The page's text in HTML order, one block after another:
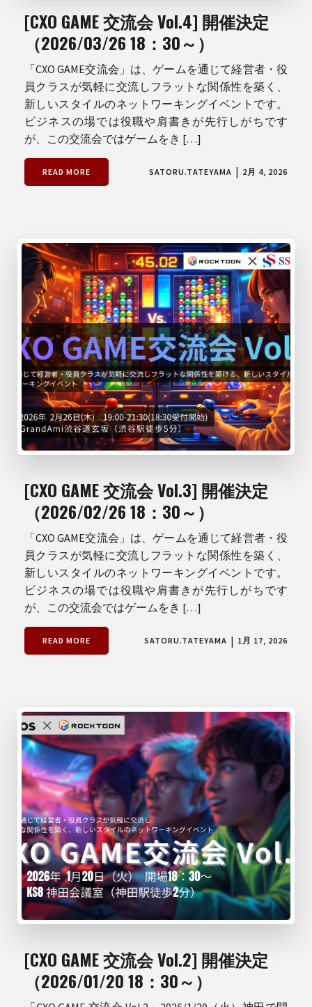
[CXO GAME 交流会 Vol.4] 開催決定
（2026/03/26 18：30～）
「CXO GAME交流会」は、ゲームを通じて経営者・役
員クラスが気軽に交流しフラットな関係性を築く、
新しいスタイルのネットワーキングイベントです。
ビジネスの場では役職や肩書きが先行しがちです
が、この交流会ではゲームをき […]
READ MORE SATORU.TATEYAMA | 2月 4, 2026
[CXO GAME 交流会 Vol.3] 開催決定
（2026/02/26 18：30～）
「CXO GAME交流会」は、ゲームを通じて経営者・役
員クラスが気軽に交流しフラットな関係性を築く、
新しいスタイルのネットワーキングイベントです。
ビジネスの場では役職や肩書きが先行しがちです
が、この交流会ではゲームをき […]
READ MORE SATORU.TATEYAMA | 1月 17, 2026
[CXO GAME 交流会 Vol.2] 開催決定
（2026/01/20 18：30～）